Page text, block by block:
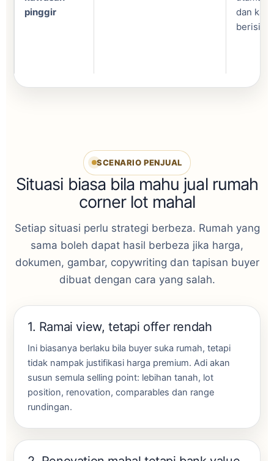
pinggir
dan
berisiko.
SCENARIO PENJUAL
Situasi biasa bila mahu jual rumah
corner lot mahal
Setiap situasi perlu strategi berbeza. Rumah yang
sama boleh dapat hasil berbeza jika harga,
dokumen, gambar, copywriting dan tapisan buyer
dibuat dengan cara yang salah.
1. Ramai view, tetapi offer rendah
Ini biasanya berlaku bila buyer suka rumah, tetapi
tidak nampak justifikasi harga premium. Adi akan
susun semula selling point: lebihan tanah, lot
position, renovation, comparables dan range
rundingan.